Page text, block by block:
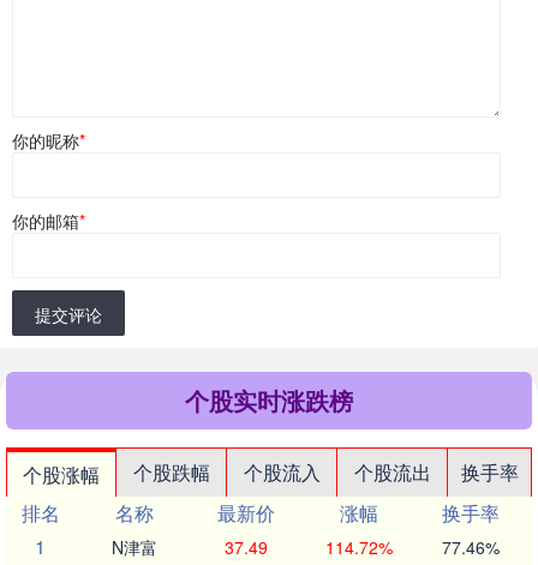
你的昵称*
你的邮箱*
提交评论
个股实时涨跌榜
个股涨幅 个股跌幅 个股流入 个股流出
换手率
排名
名称 最新价 涨幅
换手率
1
N津富 37.49 114.72% 77.46%